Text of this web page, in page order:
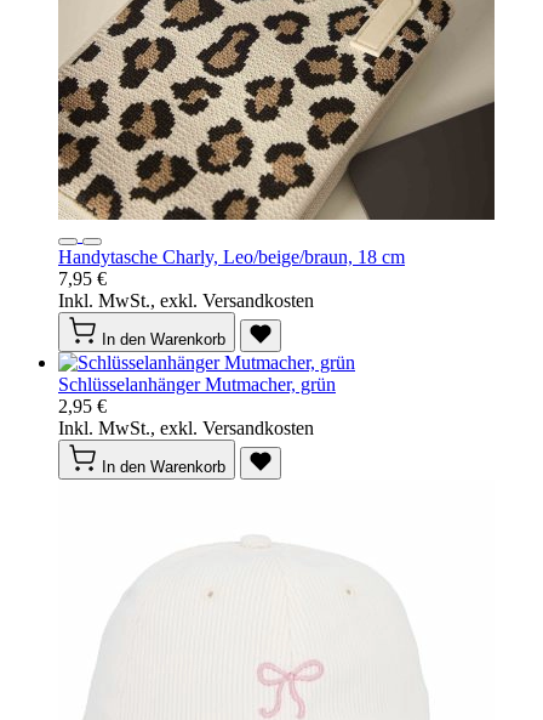
Handytasche Charly, Leo/beige/braun, 18 cm
7,95 €
Inkl. MwSt., exkl. Versandkosten
In den Warenkorb
Schlüsselanhänger Mutmacher, grün
2,95 €
Inkl. MwSt., exkl. Versandkosten
In den Warenkorb